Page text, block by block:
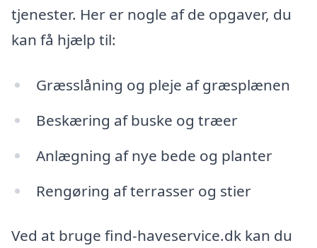
tjenester. Her er nogle af de opgaver, du
kan få hjælp til:
Græsslåning og pleje af græsplænen
Beskæring af buske og træer
Anlægning af nye bede og planter
Rengøring af terrasser og stier
Ved at bruge find-haveservice.dk kan du